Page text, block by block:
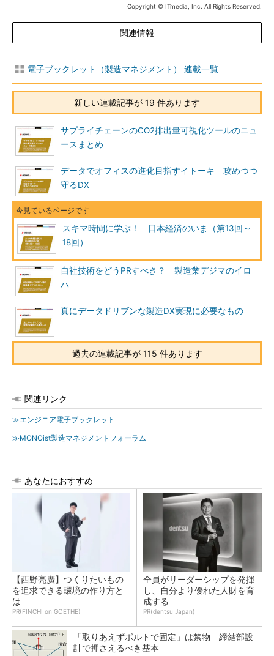
Copyright © ITmedia, Inc. All Rights Reserved.
関連情報
電子ブックレット（製造マネジメント） 連載一覧
新しい連載記事が 19 件あります
サプライチェーンのCO2排出量可視化ツールのニュ
ースまとめ
データでオフィスの進化目指すイトーキ 攻めつつ
守るDX
スキマ時間に学ぶ！ 日本経済のいま（第13回～
18回）
自社技術をどうPRすべき？ 製造業デジマのイロ
ハ
真にデータドリブンな製造DX実現に必要なもの
過去の連載記事が 115 件あります
関連リンク
≫エンジニア電子ブックレット
≫MONOist製造マネジメントフォーラム
あなたにおすすめ
【西野亮廣】つくりたいもの
を追求できる環境の作り方と
は
PR(FINCHI on GOETHE)
全員がリーダーシップを発揮
し、自分より優れた人財を育
成する
PR(dentsu Japan)
「取りあえずボルトで固定」は禁物 締結部設
計で押さえるべき基本